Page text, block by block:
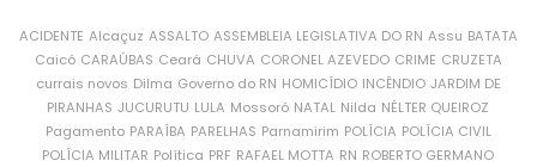
ACIDENTE Alcaçuz ASSALTO ASSEMBLEIA LEGISLATIVA DO RN Assu BATATA
Caicó CARAÚBAS Ceará CHUVA CORONEL AZEVEDO CRIME CRUZETA
currais novos Dilma Governo do RN HOMICÍDIO INCÊNDIO JARDIM DE
PIRANHAS JUCURUTU LULA Mossoró NATAL Nilda NÉLTER QUEIROZ
Pagamento PARAÍBA PARELHAS Parnamirim POLÍCIA POLÍCIA CIVIL
POLÍCIA MILITAR Política PRF RAFAEL MOTTA RN ROBERTO GERMANO